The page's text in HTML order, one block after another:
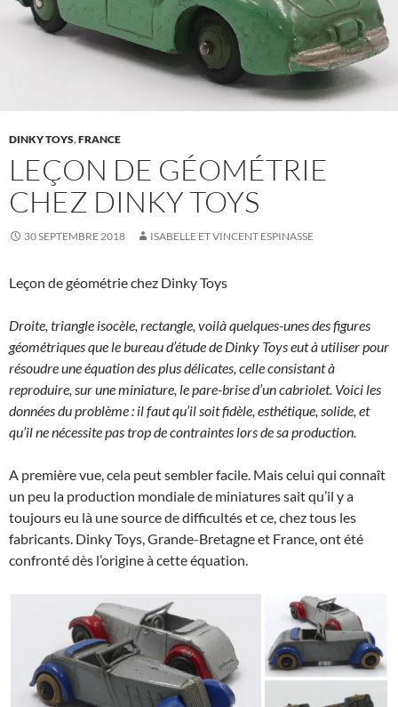
DINKY TOYS,FRANCE
LEÇON DE GÉOMÉTRIE
CHEZ DINKY TOYS
30 SEPTEMBRE 2018 ISABELLE ET VINCENT ESPINASSE
Leçon de géométrie chez Dinky Toys
Droite, triangle isocèle, rectangle, voilà quelques-unes des figures
géométriques que le bureau d’étude de Dinky Toys eut à utiliser pour
résoudre une équation des plus délicates, celle consistant à
reproduire, sur une miniature, le pare-brise d’un cabriolet. Voici les
données du problème : il faut qu’il soit fidèle, esthétique, solide, et
qu’il ne nécessite pas trop de contraintes lors de sa production.
A première vue, cela peut sembler facile. Mais celui qui connaît
un peu la production mondiale de miniatures sait qu’il y a
toujours eu là une source de difficultés et ce, chez tous les
fabricants. Dinky Toys, Grande-Bretagne et France, ont été
confronté dès l’origine à cette équation.